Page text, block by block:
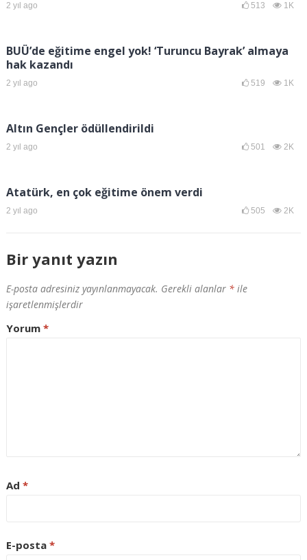
2 yıl ago 513 1K
BUÜ’de eğitime engel yok! ‘Turuncu Bayrak’ almaya
hak kazandı
2 yıl ago 519 1K
Altın Gençler ödüllendirildi
2 yıl ago 501 2K
Atatürk, en çok eğitime önem verdi
2 yıl ago 505 2K
Bir yanıt yazın
E-posta adresiniz yayınlanmayacak. Gerekli alanlar *ile
işaretlenmişlerdir
Yorum *
Ad *
E-posta *